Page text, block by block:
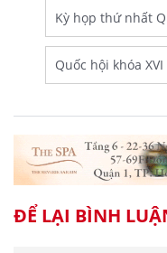
Kỳ họp thứ nhất
Quốc hội khóa XVI
ĐỂ LẠI BÌNH